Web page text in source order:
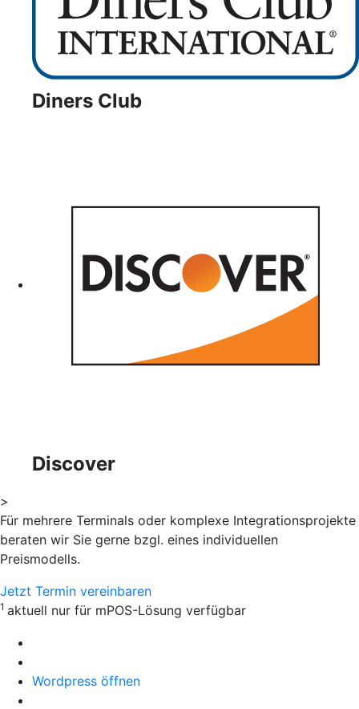
Diners Club
Discover
>
Für mehrere Terminals oder komplexe Integrationsprojekte
beraten wir Sie gerne bzgl. eines individuellen
Preismodells.
Jetzt Termin vereinbaren
1 aktuell nur für mPOS-Lösung verfügbar
Wordpress öffnen